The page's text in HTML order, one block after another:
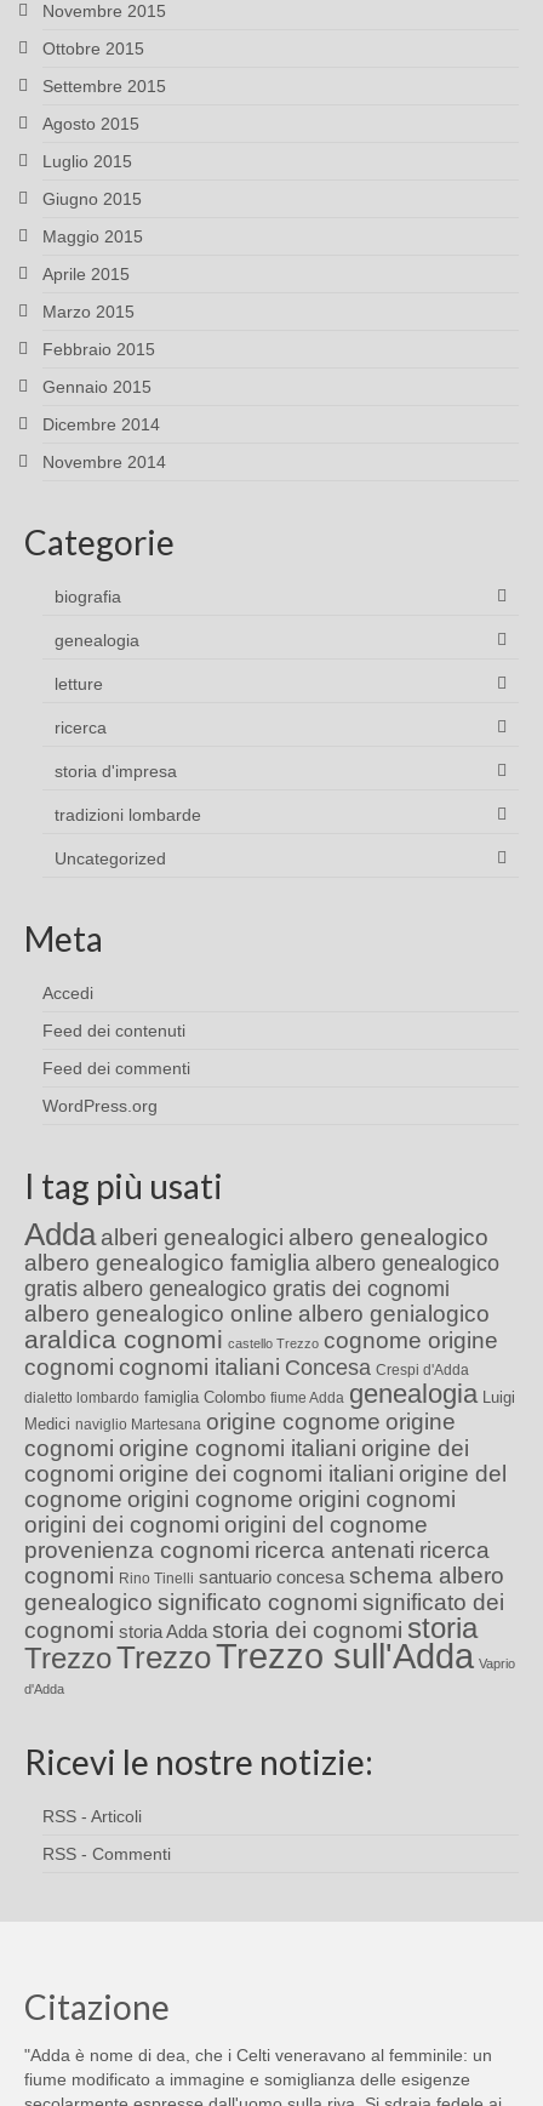
Novembre 2015
Ottobre 2015
Settembre 2015
Agosto 2015
Luglio 2015
Giugno 2015
Maggio 2015
Aprile 2015
Marzo 2015
Febbraio 2015
Gennaio 2015
Dicembre 2014
Novembre 2014
Categorie
biografia
genealogia
letture
ricerca
storia d'impresa
tradizioni lombarde
Uncategorized
Meta
Accedi
Feed dei contenuti
Feed dei commenti
WordPress.org
I tag più usati
Adda alberi genealogici albero genealogico
albero genealogico famiglia albero genealogico
gratis albero genealogico gratis dei cognomi
albero genealogico online albero genialogico
araldica cognomi castello Trezzo cognome origine
cognomi cognomi italiani Concesa Crespi d'Adda
dialetto lombardo famiglia Colombo fiume Adda genealogia Luigi
Medici naviglio Martesana origine cognome origine
cognomi origine cognomi italiani origine dei
cognomi origine dei cognomi italiani origine del
cognome origini cognome origini cognomi
origini dei cognomi origini del cognome
provenienza cognomi ricerca antenati ricerca
cognomi Rino Tinelli santuario concesa schema albero
genealogico significato cognomi significato dei
cognomi storia Adda storia dei cognomi storia
TrezzoTrezzoTrezzo sull'Adda Vaprio
d'Adda
Ricevi le nostre notizie:
RSS - Articoli
RSS - Commenti
Citazione
"Adda è nome di dea, che i Celti veneravano al femminile: un
fiume modificato a immagine e somiglianza delle esigenze